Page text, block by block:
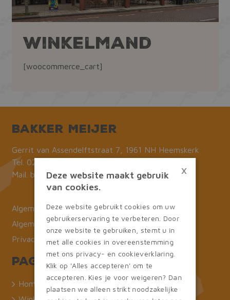
Winkelmand
[woocommerce_cart]
Bakker Meijer
Gerrit van Assendelftstraat 7, 1961 NH Heemskerk
Tel. 0251-232669
Mail. bestellingen@bakkermeijer.nl
Algemene voorwaarden
Algemene voorwaarden B&B
Privacy statement
Pagina's
Home
×
Deze website maakt gebruik
van cookies.
Deze website gebruikt cookies om uw
gebruikerservaring te verbeteren. Door
onze website te gebruiken, stemt u in
met alle cookies in overeenstemming
met ons privacy- en cookieverklaring.
Klik op 'Alles accepteren' om te
accepteren. Kies je voor weigeren? Dan
plaatsen we alleen strikt noodzakelijke